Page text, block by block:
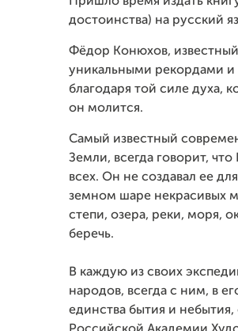
достоинства) на русский
Фёдор Конюхов,
уникальными рекордами и
благодаря той силе духа,
он молится.
Самый известный
Земли, всегда говорит,
всех. Он не создавал ее
земном шаре некрасивых
степи, озера, реки, моря,
беречь.
В каждую из своих
народов, всегда с ним, в
единства бытия и